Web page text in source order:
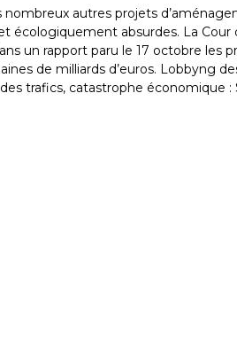
autres projets
écologiquement absurdes. La Cour
un rapport paru le 17 octobre les
de milliards d’euros. Lobbyng
trafics, catastrophe économique :